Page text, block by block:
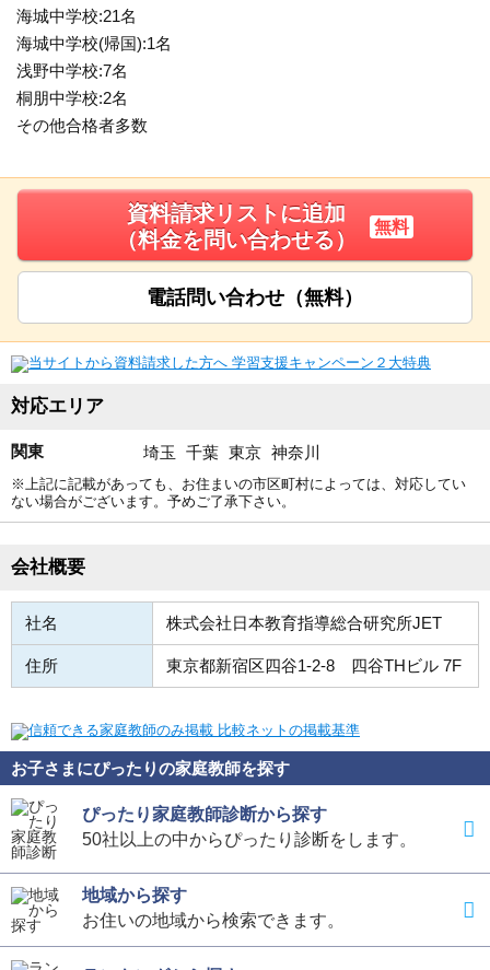
海城中学校:21名
海城中学校(帰国):1名
浅野中学校:7名
桐朋中学校:2名
その他合格者多数
資料請求リストに追加
（料金を問い合わせる）
無料
電話問い合わせ（無料）
対応エリア
関東 埼玉 千葉 東京 神奈川
※上記に記載があっても、お住まいの市区町村によっては、対応してい
ない場合がございます。予めご了承下さい。
会社概要
社名 株式会社日本教育指導総合研究所JET
住所 東京都新宿区四谷1-2-8 四谷THビル 7F
お子さまにぴったりの家庭教師を探す
ぴったり家庭教師診断から探す
50社以上の中からぴったり診断をします。
地域から探す
お住いの地域から検索できます。